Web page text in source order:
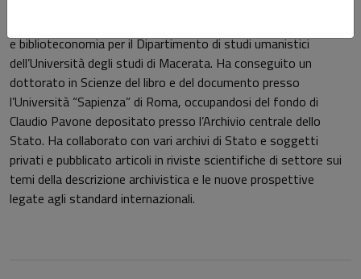
e biblioteconomia per il Dipartimento di studi umanistici
dell’Università degli studi di Macerata. Ha conseguito un
dottorato in Scienze del libro e del documento presso
l’Università “Sapienza” di Roma, occupandosi del fondo di
Claudio Pavone depositato presso l’Archivio centrale dello
Stato. Ha collaborato con vari archivi di Stato e soggetti
privati e pubblicato articoli in riviste scientifiche di settore sui
temi della descrizione archivistica e le nuove prospettive
legate agli standard internazionali.